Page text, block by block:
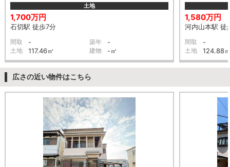
土地
1,700万円
石切駅 徒歩7分
間取 - 築年 -
土地 117.46㎡ 建物 -㎡
1,580万円
河内山本駅 徒
間取 -
土地 124.88
広さの近い物件はこちら